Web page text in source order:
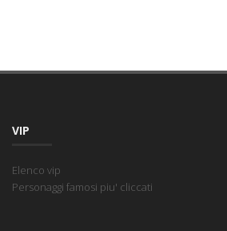
VIP
Elenco vip
Personaggi famosi piu' cliccati